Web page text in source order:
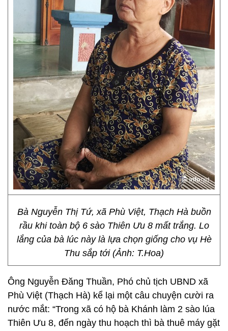
Bà Nguyễn Thị Tứ, xã Phù Việt, Thạch Hà buồn
rầu khi toàn bộ 6 sào Thiên Ưu 8 mất trắng. Lo
lắng của bà lúc này là lựa chọn giống cho vụ Hè
Thu sắp tới (Ảnh: T.Hoa)
Ông Nguyễn Đăng Thuần, Phó chủ tịch UBND xã
Phù Việt (Thạch Hà) kể lại một câu chuyện cười ra
nước mắt: “Trong xã có hộ bà Khánh làm 2 sào lúa
Thiên Ưu 8, đến ngày thu hoạch thì bà thuê máy gặt